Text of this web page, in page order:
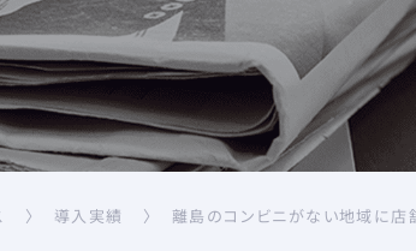
〉 導入実績 〉 離島のコンビニがない地域に店